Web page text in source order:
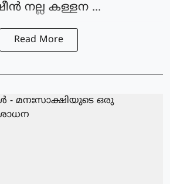
നല്ല കള്ളന ...
Read More